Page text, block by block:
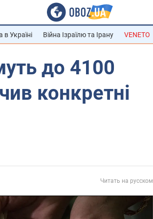
в Україні Війна Ізраїлю та Ірану VENETO
до 4100
конкретні
Читать на русском